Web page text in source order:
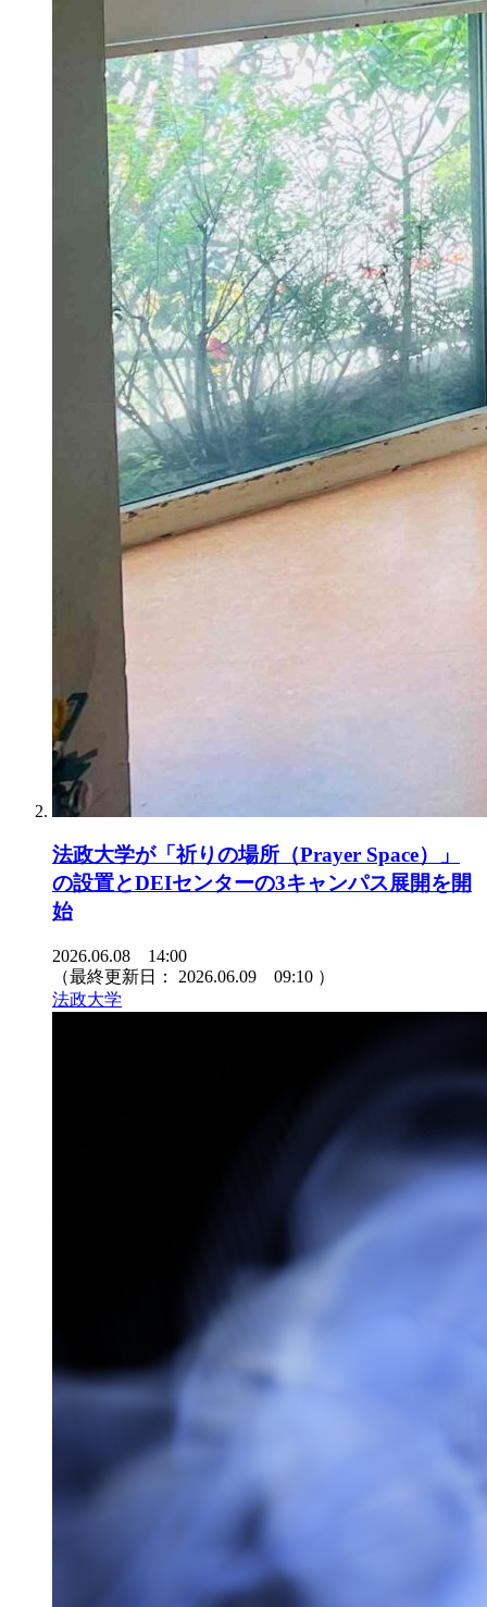
法政大学が「祈りの場所（Prayer Space）」
の設置とDEIセンターの3キャンパス展開を開
始
2026.06.08 14:00
（最終更新日： 2026.06.09 09:10 ）
法政大学